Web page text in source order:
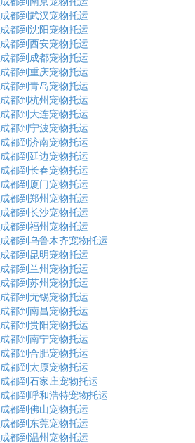
成都到武汉宠物托运
成都到沈阳宠物托运
成都到西安宠物托运
成都到成都宠物托运
成都到重庆宠物托运
成都到青岛宠物托运
成都到杭州宠物托运
成都到大连宠物托运
成都到宁波宠物托运
成都到济南宠物托运
成都到延边宠物托运
成都到长春宠物托运
成都到厦门宠物托运
成都到郑州宠物托运
成都到长沙宠物托运
成都到福州宠物托运
成都到乌鲁木齐宠物托运
成都到昆明宠物托运
成都到兰州宠物托运
成都到苏州宠物托运
成都到无锡宠物托运
成都到南昌宠物托运
成都到贵阳宠物托运
成都到南宁宠物托运
成都到合肥宠物托运
成都到太原宠物托运
成都到石家庄宠物托运
成都到呼和浩特宠物托运
成都到佛山宠物托运
成都到东莞宠物托运
成都到温州宠物托运